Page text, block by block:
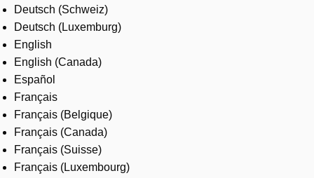
Where to buy
Contact us
Careers
Deutsch (Schweiz)
Deutsch (Luxemburg)
English
English (Canada)
Español
Français
Français (Belgique)
Français (Canada)
Français (Suisse)
Français (Luxembourg)